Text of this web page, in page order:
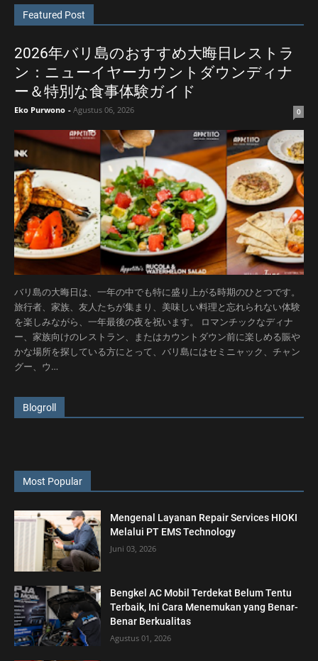
Featured Post
2026年バリ島のおすすめ大晦日レストラ
ン：ニューイヤーカウントダウンディナ
ー＆特別な食事体験ガイド
Eko Purwono - Agustus 06, 2026 0
バリ島の大晦日は、一年の中でも特に盛り上がる時期のひとつです。
旅行者、家族、友人たちが集まり、美味しい料理と忘れられない体験
を楽しみながら、一年最後の夜を祝います。 ロマンチックなディナ
ー、家族向けのレストラン、またはカウントダウン前に楽しめる賑や
かな場所を探している方にとって、バリ島にはセミニャック、チャン
グー、ウ…
Blogroll
Most Popular
Mengenal Layanan Repair Services HIOKI
Melalui PT EMS Technology
Juni 03, 2026
Bengkel AC Mobil Terdekat Belum Tentu
Terbaik, Ini Cara Menemukan yang Benar-
Benar Berkualitas
Agustus 01, 2026